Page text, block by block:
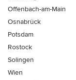
Offenbach-am-Main
Osnabrück
Potsdam
Rostock
Solingen
Wien